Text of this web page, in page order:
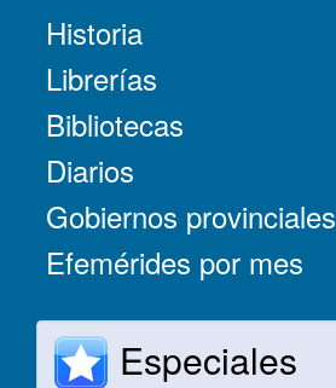
Historia
Librerías
Bibliotecas
Diarios
Gobiernos provinciales
Efemérides por mes
Especiales